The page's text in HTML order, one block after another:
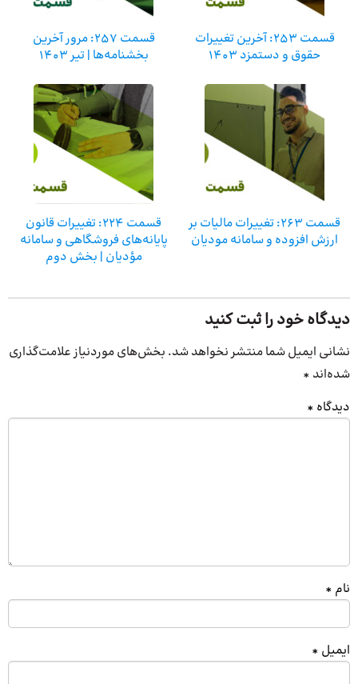
قسمت 253: آخرین تغییرات
حقوق و دستمزد 1403
قسمت 257: مرور آخرین
بخشنامه‌ها | تیر 1403
قسمت 263: تغییرات مالیات بر
ارزش افزوده و سامانه مودیان
قسمت 224: تغییرات قانون
پایانه‌های فروشگاهی و سامانه
مؤدیان | بخش دوم
دیدگاه خود را ثبت کنید
نشانی ایمیل شما منتشر نخواهد شد. بخش‌های موردنیاز علامت‌گذاری
شده‌اند *
دیدگاه *
نام *
ایمیل *